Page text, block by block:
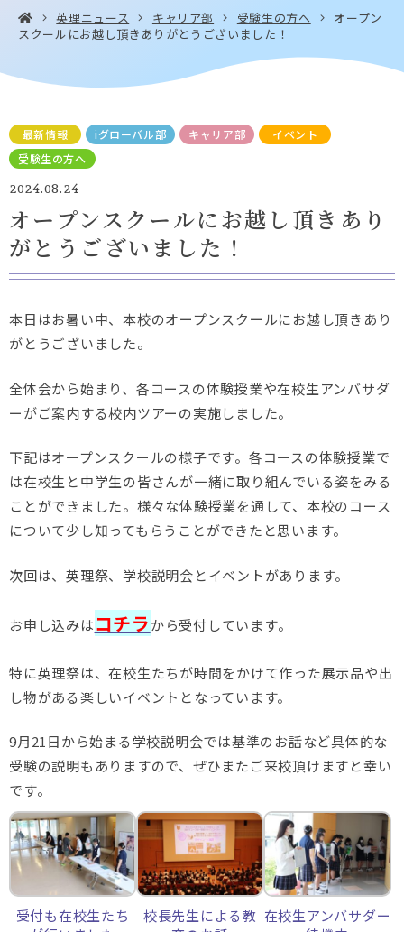
資料請求
Instagram Facebook YouTube LINE
英理ニュース キャリア部 受験生の方へ
オープン
スクールにお越し頂きありがとうございました！
最新情報
イベント
受験生の方へ
iグローバル部 キャリア部
2024.08.24
オープンスクールにお越し頂きあり
がとうございました！
本日はお暑い中、本校のオープンスクールにお越し頂きあり
がとうございました。
全体会から始まり、各コースの体験授業や在校生アンバサダ
ーがご案内する校内ツアーの実施しました。
下記はオープンスクールの様子です。各コースの体験授業で
は在校生と中学生の皆さんが一緒に取り組んでいる姿をみる
ことができました。様々な体験授業を通して、本校のコース
について少し知ってもらうことができたと思います。
次回は、英理祭、学校説明会とイベントがあります。
お申し込みはコチラから受付しています。
特に英理祭は、在校生たちが時間をかけて作った展示品や出
し物がある楽しいイベントとなっています。
9月21日から始まる学校説明会では基準のお話など具体的な
受験の説明もありますので、ぜひまたご来校頂けますと幸い
です。
受付も在校生たち
校長先生による教 在校生アンバサダー